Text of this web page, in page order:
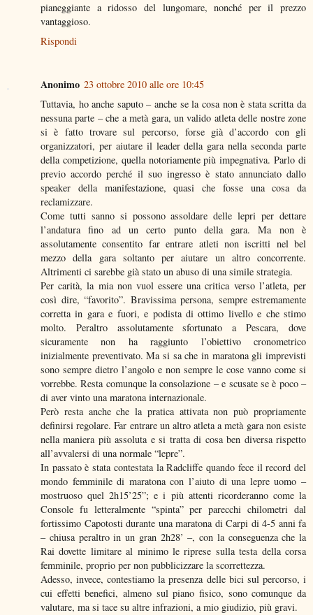
pianeggiante a ridosso del lungomare, nonché per il prezzo
vantaggioso.
Rispondi
Anonimo 23 ottobre 2010 alle ore 10:45
Tuttavia, ho anche saputo – anche se la cosa non è stata scritta da
nessuna parte – che a metà gara, un valido atleta delle nostre zone
si è fatto trovare sul percorso, forse già d’accordo con gli
organizzatori, per aiutare il leader della gara nella seconda parte
della competizione, quella notoriamente più impegnativa. Parlo di
previo accordo perché il suo ingresso è stato annunciato dallo
speaker della manifestazione, quasi che fosse una cosa da
reclamizzare.
Come tutti sanno si possono assoldare delle lepri per dettare
l’andatura fino ad un certo punto della gara. Ma non è
assolutamente consentito far entrare atleti non iscritti nel bel
mezzo della gara soltanto per aiutare un altro concorrente.
Altrimenti ci sarebbe già stato un abuso di una simile strategia.
Per carità, la mia non vuol essere una critica verso l’atleta, per
così dire, “favorito”. Bravissima persona, sempre estremamente
corretta in gara e fuori, e podista di ottimo livello e che stimo
molto. Peraltro assolutamente sfortunato a Pescara, dove
sicuramente non ha raggiunto l’obiettivo cronometrico
inizialmente preventivato. Ma si sa che in maratona gli imprevisti
sono sempre dietro l’angolo e non sempre le cose vanno come si
vorrebbe. Resta comunque la consolazione – e scusate se è poco –
di aver vinto una maratona internazionale.
Però resta anche che la pratica attivata non può propriamente
definirsi regolare. Far entrare un altro atleta a metà gara non esiste
nella maniera più assoluta e si tratta di cosa ben diversa rispetto
all’avvalersi di una normale “lepre”.
In passato è stata contestata la Radcliffe quando fece il record del
mondo femminile di maratona con l’aiuto di una lepre uomo –
mostruoso quel 2h15’25”; e i più attenti ricorderanno come la
Console fu letteralmente “spinta” per parecchi chilometri dal
fortissimo Capotosti durante una maratona di Carpi di 4-5 anni fa
– chiusa peraltro in un gran 2h28’ –, con la conseguenza che la
Rai dovette limitare al minimo le riprese sulla testa della corsa
femminile, proprio per non pubblicizzare la scorrettezza.
Adesso, invece, contestiamo la presenza delle bici sul percorso, i
cui effetti benefici, almeno sul piano fisico, sono comunque da
valutare, ma si tace su altre infrazioni, a mio giudizio, più gravi.